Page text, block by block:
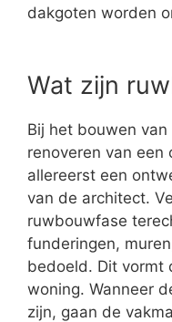
dakgoten worden
Wat zijn
Bij het bouwen
renoveren van een
allereerst een
van de architect.
ruwbouwfase
funderingen,
bedoeld. Dit vormt
woning. Wanneer
zijn, gaan de